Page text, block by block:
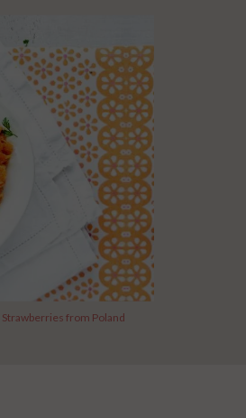
Strawberries from Poland